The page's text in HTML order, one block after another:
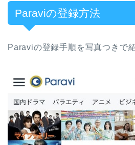
Paraviの登録方法
Paraviの登録手順を写真つきで